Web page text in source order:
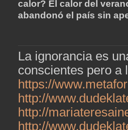
calor? El calor del
abandonó el país sin
La ignorancia es
conscientes pero a
https://
http://
http://
http://